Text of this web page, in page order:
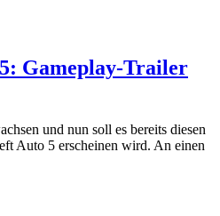
Gameplay-Trailer
und nun soll es bereits diesen
Auto 5 erscheinen wird. An einen